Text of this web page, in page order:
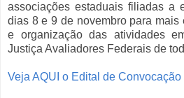
associações estaduais filiadas a
dias 8 e 9 de novembro para mais
e organização das atividades
Justiça Avaliadores Federais de
Veja AQUI o Edital de